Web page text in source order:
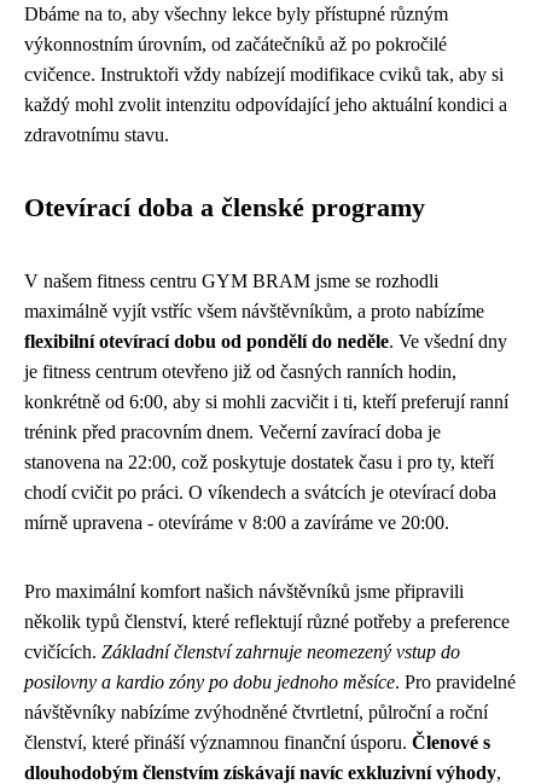
Dbáme na to, aby všechny lekce byly přístupné různým
výkonnostním úrovním, od začátečníků až po pokročilé
cvičence. Instruktoři vždy nabízejí modifikace cviků tak, aby si
každý mohl zvolit intenzitu odpovídající jeho aktuální kondici a
zdravotnímu stavu.
Otevírací doba a členské programy
V našem fitness centru GYM BRAM jsme se rozhodli
maximálně vyjít vstříc všem návštěvníkům, a proto nabízíme
flexibilní otevírací dobu od pondělí do neděle. Ve všední dny
je fitness centrum otevřeno již od časných ranních hodin,
konkrétně od 6:00, aby si mohli zacvičit i ti, kteří preferují ranní
trénink před pracovním dnem. Večerní zavírací doba je
stanovena na 22:00, což poskytuje dostatek času i pro ty, kteří
chodí cvičit po práci. O víkendech a svátcích je otevírací doba
mírně upravena - otevíráme v 8:00 a zavíráme ve 20:00.
Pro maximální komfort našich návštěvníků jsme připravili
několik typů členství, které reflektují různé potřeby a preference
cvičících. Základní členství zahrnuje neomezený vstup do
posilovny a kardio zóny po dobu jednoho měsíce. Pro pravidelné
návštěvníky nabízíme zvýhodněné čtvrtletní, půlroční a roční
členství, které přináší významnou finanční úsporu. Členové s
dlouhodobým členstvím získávají navíc exkluzivní výhody,